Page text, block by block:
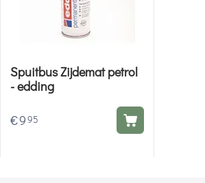
Spuitbus Zijdemat petrol
- edding
€995